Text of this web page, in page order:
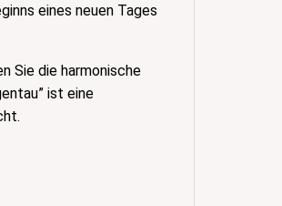
eines neuen Tages
Sie die harmonische
ist eine